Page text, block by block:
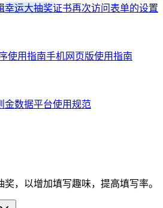
幸运大抽奖证书再次访问表单的设置
使用指南手机网页版使用指南
金数据平台使用规范
，以增加填写趣味，提高填写率。